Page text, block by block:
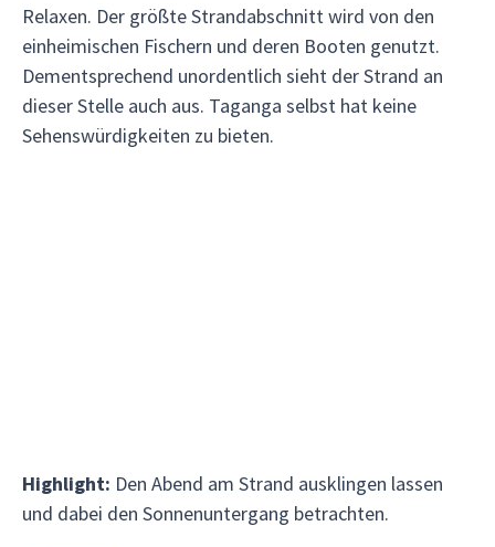
Relaxen. Der größte Strandabschnitt wird von den
einheimischen Fischern und deren Booten genutzt.
Dementsprechend unordentlich sieht der Strand an
dieser Stelle auch aus. Taganga selbst hat keine
Sehenswürdigkeiten zu bieten.
Highlight: Den Abend am Strand ausklingen lassen
und dabei den Sonnenuntergang betrachten.